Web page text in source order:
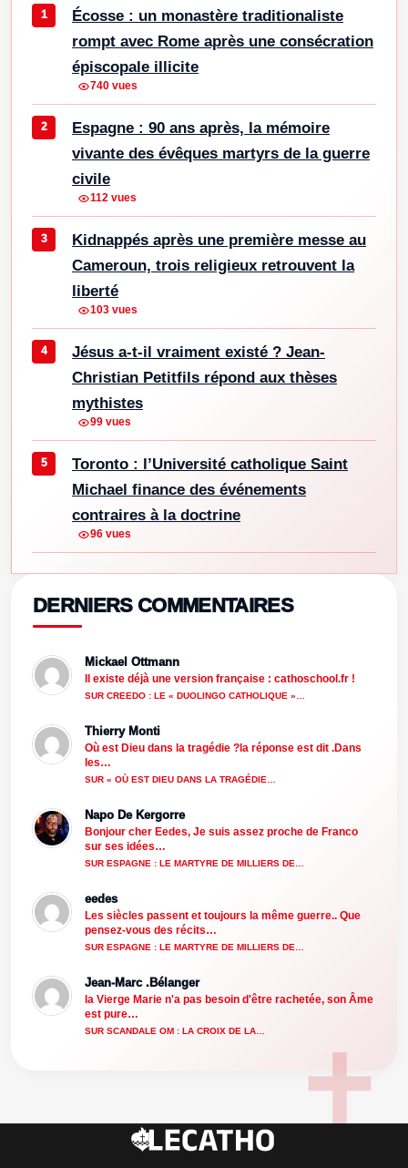
Écosse : un monastère traditionaliste
rompt avec Rome après une consécration
épiscopale illicite
740 vues
Espagne : 90 ans après, la mémoire
vivante des évêques martyrs de la guerre
civile
112 vues
Kidnappés après une première messe au
Cameroun, trois religieux retrouvent la
liberté
103 vues
Jésus a-t-il vraiment existé ? Jean-
Christian Petitfils répond aux thèses
mythistes
99 vues
Toronto : l’Université catholique Saint
Michael finance des événements
contraires à la doctrine
96 vues
DERNIERS COMMENTAIRES
Mickael Ottmann
Il existe déjà une version française : cathoschool.fr !
SUR CREEDO : LE « DUOLINGO CATHOLIQUE »…
Thierry Monti
Où est Dieu dans la tragédie ?la réponse est dit .Dans
les…
SUR « OÙ EST DIEU DANS LA TRAGÉDIE…
Napo De Kergorre
Bonjour cher Eedes, Je suis assez proche de Franco
sur ses idées…
SUR ESPAGNE : LE MARTYRE DE MILLIERS DE…
eedes
Les siècles passent et toujours la même guerre.. Que
pensez-vous des récits…
SUR ESPAGNE : LE MARTYRE DE MILLIERS DE…
Jean-Marc .Bélanger
la Vierge Marie n'a pas besoin d'être rachetée, son Âme
est pure…
SUR SCANDALE OM : LA CROIX DE LA…